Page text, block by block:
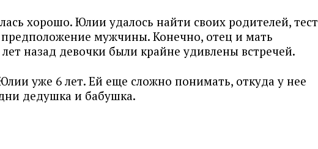
хорошо. Юлии удалось найти своих родителей, тест
мужчины. Конечно, отец и мать
назад девочки были крайне удивлены встречей.
уже 6 лет. Ей еще сложно понимать, откуда у нее
дедушка и бабушка.